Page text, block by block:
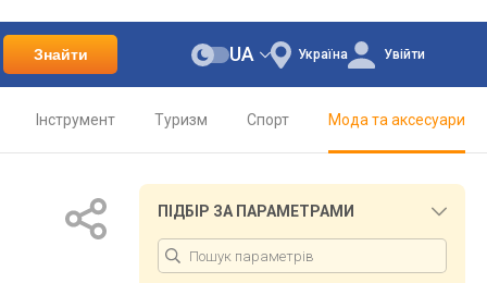
Знайти Україна
UA Увійти
Інструмент Туризм Спорт Мода та аксесуари
ПІДБІР ЗА ПАРАМЕТРАМИ